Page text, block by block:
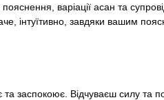
варіації асан та
інтуїтивно, завдяки вашим
заспокоює. Відчуваєш силу та